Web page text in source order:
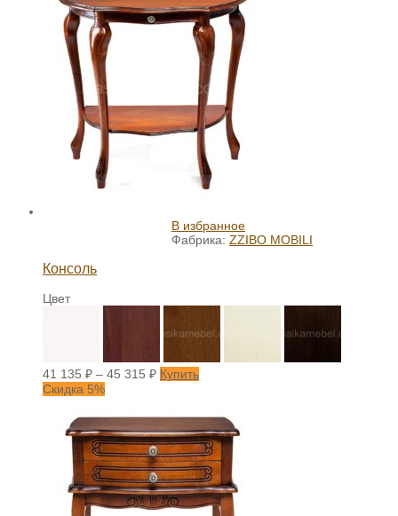
В избранное
Фабрика: ZZIBO MOBILI
Консоль
Цвет
41 135 ₽ – 45 315 ₽ Купить
Скидка 5%